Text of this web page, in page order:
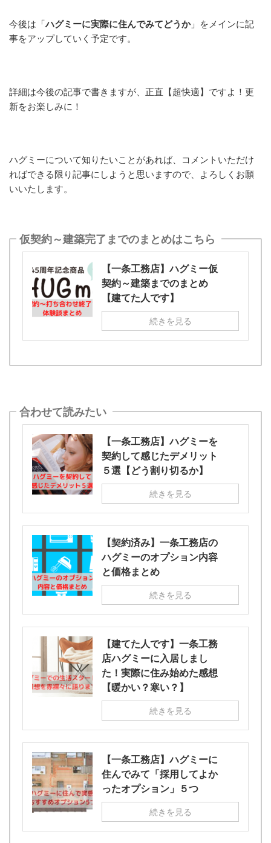
今後は「ハグミーに実際に住んでみてどうか」をメインに記
事をアップしていく予定です。
詳細は今後の記事で書きますが、正直【超快適】ですよ！更
新をお楽しみに！
ハグミーについて知りたいことがあれば、コメントいただけ
ればできる限り記事にしようと思いますので、よろしくお願
いいたします。
仮契約～建築完了までのまとめはこちら
【一条工務店】ハグミー仮
契約～建築までのまとめ
【建てた人です】
続きを見る
合わせて読みたい
【一条工務店】ハグミーを
契約して感じたデメリット
５選【どう割り切るか】
続きを見る
【契約済み】一条工務店の
ハグミーのオプション内容
と価格まとめ
続きを見る
【建てた人です】一条工務
店ハグミーに入居しまし
た！実際に住み始めた感想
【暖かい？寒い？】
続きを見る
【一条工務店】ハグミーに
住んでみて「採用してよか
ったオプション」５つ
続きを見る